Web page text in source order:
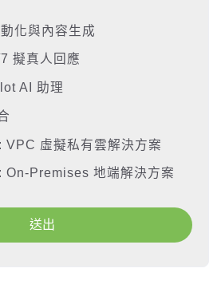
化與內容生成
擬真人回應
AI 助理
VPC 虛擬私有雲解決方案
On-Premises 地端解決方案